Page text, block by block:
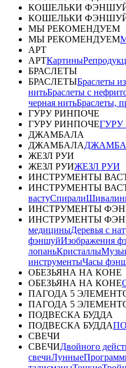
КОШЕЛЬКИ
КОШЕЛЬКИ
МЫ РЕКОМЕНДУЕМ
МЫ РЕКОМЕНДУЕМ
АРТ
АРТКартины
БРАСЛЕТЫ
БРАСЛЕТЫБраслеты
нитьБраслеты с
черная нитьБраслеты,
ГУРУ РИНПОЧЕ
ГУРУ РИНПОЧЕ
ДЖАМБАЛА
ДЖАМБАЛА
ЖЕЗЛ РУИ
ЖЕЗЛ РУИЖЕЗЛ РУИ
ИНСТРУМЕНТЫ
ИНСТРУМЕНТЫ
вастуСпирали
ИНСТРУМЕНТЫ
ИНСТРУМЕНТЫ
медициныДеревья с
фэншуйИзображения
лопаньКристаллы
инструментыЧасы
ОБЕЗЬЯНА НА КОНЕ
ОБЕЗЬЯНА НА КОНЕ
ПАГОДА 5
ПАГОДА 5
ПОДВЕСКА БУДДА
ПОДВЕСКА БУДДА
СВЕЧИ
СВЕЧИДвойного
свечиЛунные